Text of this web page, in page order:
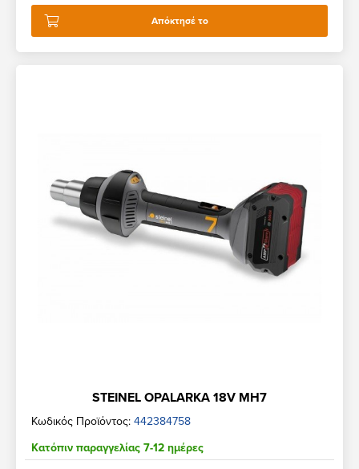
Απόκτησέ το
STEINEL OPALARKA 18V MH7
Κωδικός Προϊόντος: 442384758
Κατόπιν παραγγελίας 7-12 ημέρες